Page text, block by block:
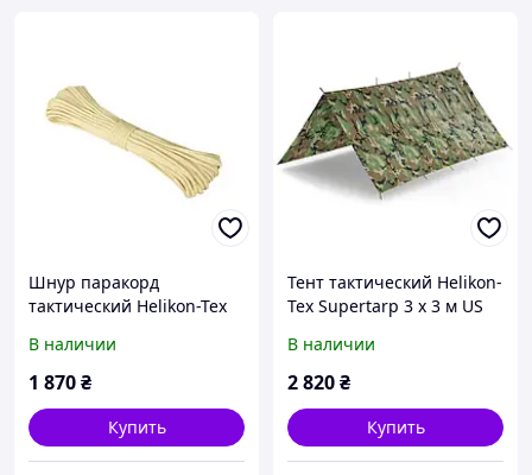
Шнур паракорд
тактический Helikon-Tex
15 м желтый
В наличии
1 870₴
Купить
Тент тактический Helikon-
Tex Supertarp 3 х 3 м US
В наличии
2 820₴
Купить